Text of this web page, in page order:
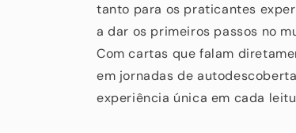
tanto para os praticantes
a dar os primeiros passos no
Com cartas que falam
em jornadas de
experiência única em cada